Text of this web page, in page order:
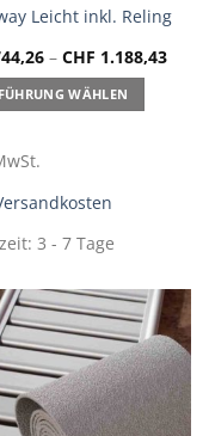
Leicht inkl. Reling
– CHF 1.188,43
WÄHLEN
3 - 7 Tage